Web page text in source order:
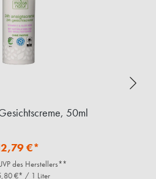
50ml
€*
des Herstellers**
€* / 1 Liter